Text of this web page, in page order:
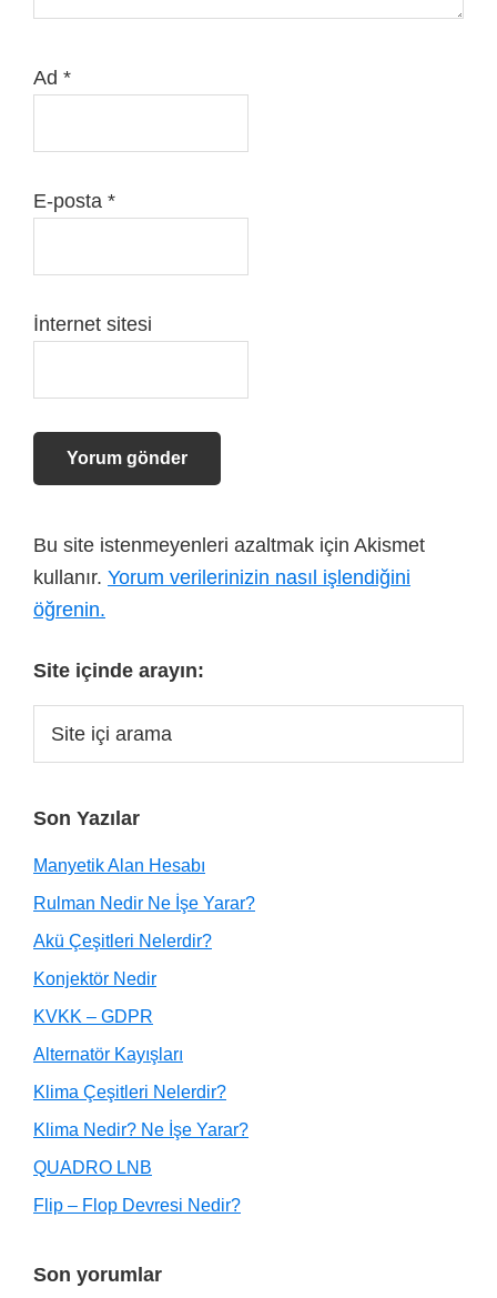
Ad *
E-posta *
İnternet sitesi
Bu site istenmeyenleri azaltmak için Akismet
kullanır. Yorum verilerinizin nasıl işlendiğini
öğrenin.
Site içinde arayın:
Son Yazılar
Manyetik Alan Hesabı
Rulman Nedir Ne İşe Yarar?
Akü Çeşitleri Nelerdir?
Konjektör Nedir
KVKK – GDPR
Alternatör Kayışları
Klima Çeşitleri Nelerdir?
Klima Nedir? Ne İşe Yarar?
QUADRO LNB
Flip – Flop Devresi Nedir?
Son yorumlar